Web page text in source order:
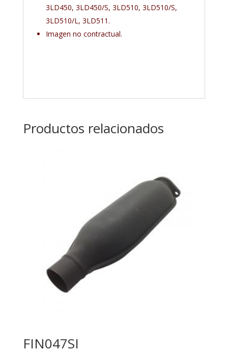
3LD450, 3LD450/S, 3LD510, 3LD510/S,
3LD510/L, 3LD511.
Imagen no contractual.
Productos relacionados
FIN047SI